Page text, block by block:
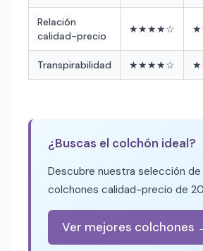
Relación
calidad-precio
★★★★☆
Transpirabilidad ★★★★☆
¿Buscas el colchón ideal?
Descubre nuestra selección
colchones calidad-precio de
Ver mejores colchones